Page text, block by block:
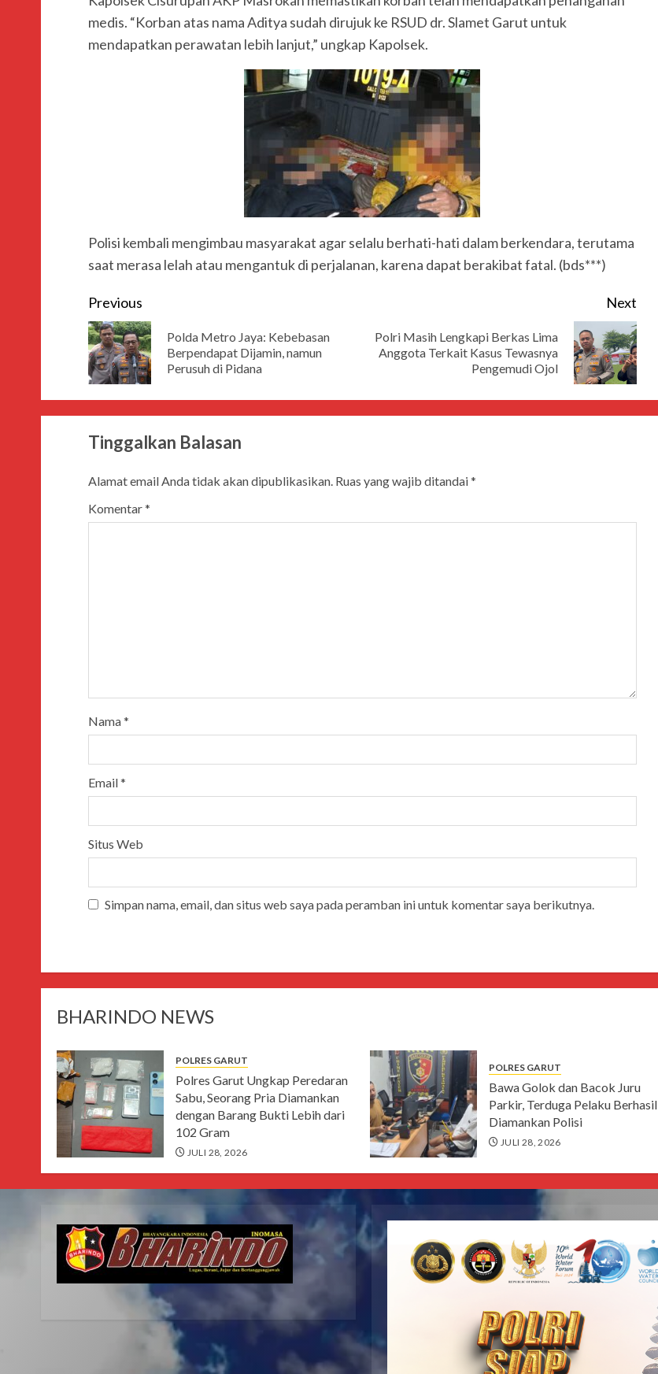
medis. “Korban atas nama Aditya sudah dirujuk ke RSUD dr. Slamet Garut untuk
mendapatkan perawatan lebih lanjut,” ungkap Kapolsek.
Polisi kembali mengimbau masyarakat agar selalu berhati-hati dalam berkendara, terutama
saat merasa lelah atau mengantuk di perjalanan, karena dapat berakibat fatal. (bds***)
Previous
Polda Metro Jaya: Kebebasan
Berpendapat Dijamin, namun
Perusuh di Pidana
Next
Polri Masih Lengkapi Berkas Lima
Anggota Terkait Kasus Tewasnya
Pengemudi Ojol
Tinggalkan Balasan
Alamat email Anda tidak akan dipublikasikan. Ruas yang wajib ditandai*
Komentar*
Nama*
Email*
Situs Web
Simpan nama, email, dan situs web saya pada peramban ini untuk komentar saya berikutnya.
BHARINDO NEWS
POLRES GARUT
Polres Garut Ungkap Peredaran
Sabu, Seorang Pria Diamankan
dengan Barang Bukti Lebih dari
102 Gram
JULI 28, 2026
POLRES GARUT
Bawa Golok dan Bacok Juru
Parkir, Terduga Pelaku Berhasil
Diamankan Polisi
JULI 28, 2026